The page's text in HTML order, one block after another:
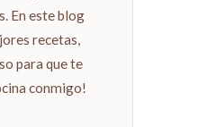
En este blog
recetas,
para que te
conmigo!